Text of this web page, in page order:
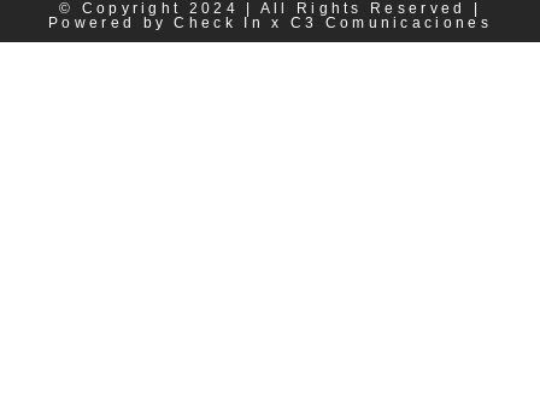
© Copyright 2024 | All Rights Reserved |
Powered by Check In x C3 Comunicaciones